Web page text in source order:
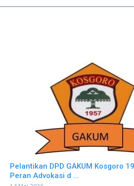
Pelantikan DPD GAKUM Kosgoro
Peran Advokasi d ...